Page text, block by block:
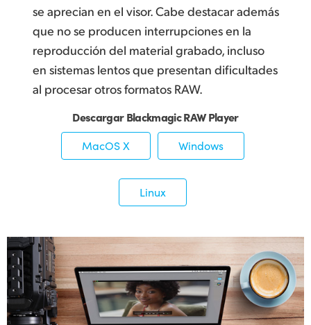
se aprecian en el visor. Cabe destacar además
que no se producen interrupciones en la
reproducción del material grabado, incluso
en sistemas lentos que presentan dificultades
al procesar otros formatos RAW.
Descargar Blackmagic RAW Player
MacOS X Windows
Linux